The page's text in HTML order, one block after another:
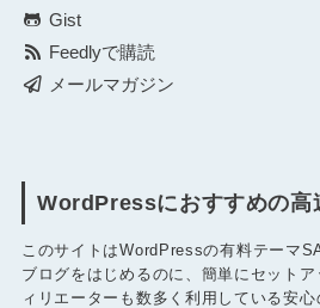
Gist
Feedlyで購読
メールマガジン
WordPressにおすすめの高
このサイトはWordPressの有料テーマ
ブログをはじめるのに、簡単にセット
ィリエーターも数多く利用している安心